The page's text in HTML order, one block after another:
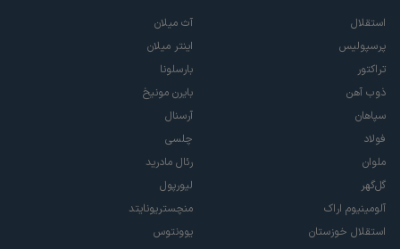
استقلال
پرسپولیس
تراکتور
ذوب آهن
سپاهان
فولاد
ملوان
گل‌گهر
آلومینیوم اراک
استقلال خوزستان
آث میلان
اینتر میلان
بارسلونا
بایرن مونیخ
آرسنال
چلسی
رئال مادرید
لیورپول
منچستریونایتد
یوونتوس